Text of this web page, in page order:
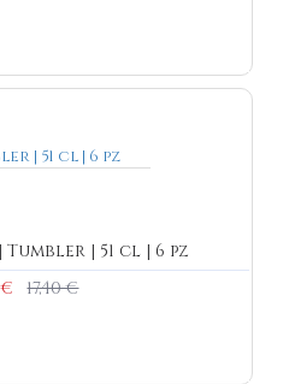
| 51 cl | 6 pz
17,40 €